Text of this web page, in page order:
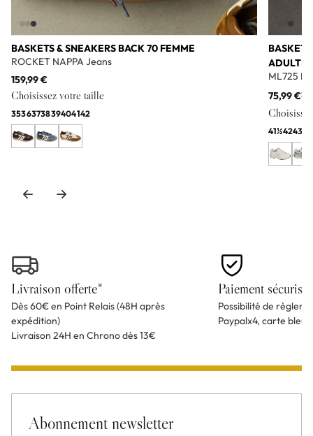
BASKETS & SNEAKERS BACK 70 FEMME
ROCKET NAPPA Jeans
159,99 €
Choisissez votre taille
3536373839404142
ADULTE
ML725
75,99 €
41½4243
Livraison offerte*
Dès 60€ en Point Relais (48H après
expédition)
Livraison 24H en Chrono dès 13€
Paiement sécurisé
Possibilité de
Paypalx4, carte
Abonnement newsletter